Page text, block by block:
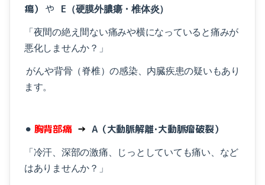
瘍） や E （硬膜外膿瘍・椎体炎）
「夜間の絶え間ない痛みや横になっていると痛みが
悪化しませんか？」
がんや背骨（脊椎）の感染、内臓疾患の疑いもあり
ます。
⚫︎ 胸背部痛 → A（大動脈解離･大動脈瘤破裂）
「冷汗、深部の激痛、じっとしていても痛い、など
はありませんか？」